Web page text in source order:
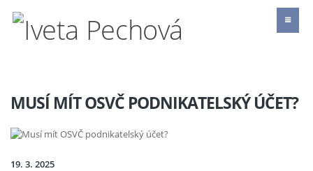
MUSÍ MÍT OSVČ PODNIKATELSKÝ ÚČET?
19. 3. 2025